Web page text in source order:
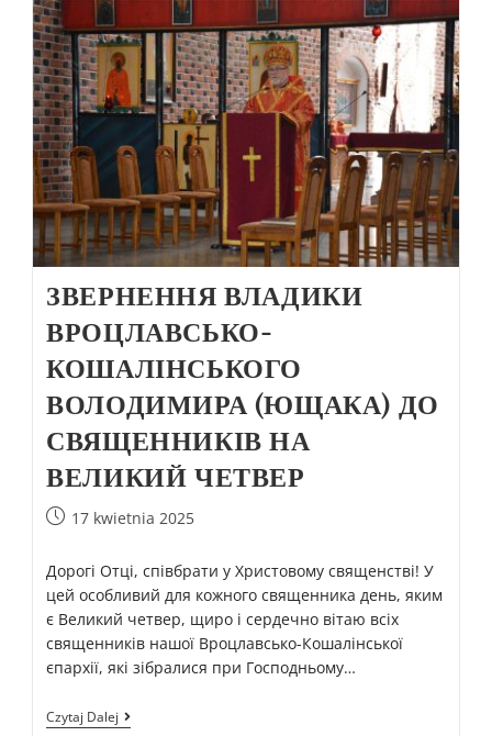
ЗВЕРНЕННЯ ВЛАДИКИ
ВРОЦЛАВСЬКО-
КОШАЛІНСЬКОГО
ВОЛОДИМИРА (ЮЩАКА) ДО
СВЯЩЕННИКІВ НА
ВЕЛИКИЙ ЧЕТВЕР
17 kwietnia 2025
Дорогі Отці, співбрати у Христовому священстві! У
цей особливий для кожного священника день, яким
є Великий четвер, щиро і сердечно вітаю всіх
священників нашої Вроцлавсько-Кошалінської
єпархії, які зібралися при Господньому…
Czytaj Dalej